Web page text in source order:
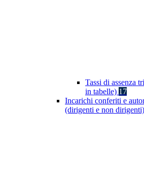
Tassi di assenza
in tabelle) 17
Incarichi conferiti e
(dirigenti e non dirigenti)